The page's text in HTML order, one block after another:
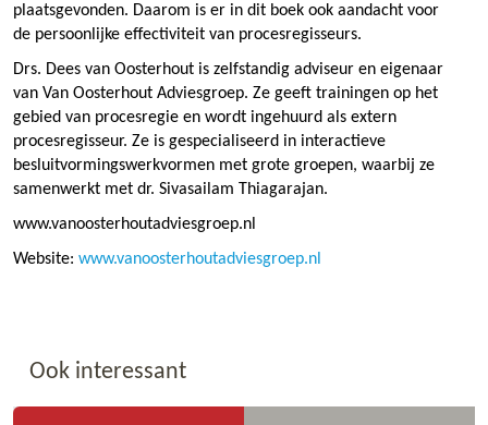
plaatsgevonden. Daarom is er in dit boek ook aandacht voor
de persoonlijke effectiviteit van procesregisseurs.
Drs. Dees van Oosterhout is zelfstandig adviseur en eigenaar
van Van Oosterhout Adviesgroep. Ze geeft trainingen op het
gebied van procesregie en wordt ingehuurd als extern
procesregisseur. Ze is gespecialiseerd in interactieve
besluitvormingswerkvormen met grote groepen, waarbij ze
samenwerkt met dr. Sivasailam Thiagarajan.
www.vanoosterhoutadviesgroep.nl
Website: www.vanoosterhoutadviesgroep.nl
Ook interessant